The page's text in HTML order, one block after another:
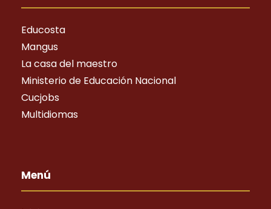
Educosta
Mangus
La casa del maestro
Ministerio de Educación Nacional
Cucjobs
Multidiomas
Menú